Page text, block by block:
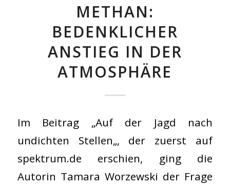
METHAN:
BEDENKLICHER
ANSTIEG IN DER
ATMOSPHÄRE
Im Beitrag „Auf der Jagd nach
undichten Stellen„, der zuerst auf
spektrum.de erschien, ging die
Autorin Tamara Worzewski der Frage